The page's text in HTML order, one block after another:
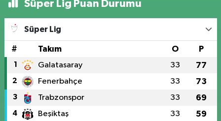
Süper Lig Puan Durumu
Süper Lig
# Takım O P
1 Galatasaray 33 77
2 Fenerbahçe 33 73
3 Trabzonspor 33 69
4 Beşiktaş 33 59